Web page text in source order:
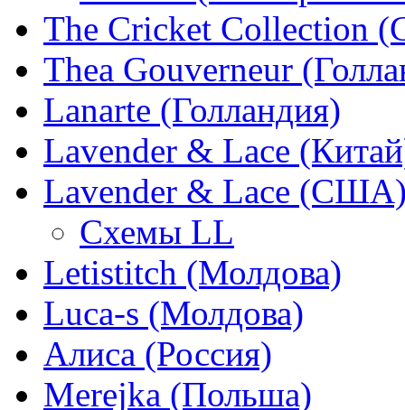
The Cricket Collection
Thea Gouverneur
Lanarte (Голландия)
Lavender & Lace
Lavender & Lace
Схемы LL
Letistitch (Молдова)
Luca-s (Молдова)
Алиса (Россия)
Merejka (Польша)